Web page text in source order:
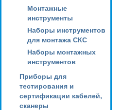
Монтажные
инструменты
Наборы инструментов
для монтажа СКС
Наборы монтажных
инструментов
Приборы для
тестирования и
сертификации кабелей,
сканеры